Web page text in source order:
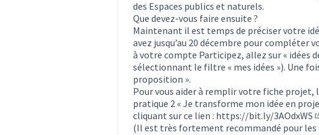
des Espaces publics et naturels.
Que devez-vous faire ensuite ?
Maintenant il est temps de préciser votre
avez jusqu’au 20 décembre pour compléter
à votre compte Participez, allez sur « idées
sélectionnant le filtre « mes idées »). Une
proposition ».
Pour vous aider à remplir votre fiche projet,
pratique 2 « Je transforme mon idée en
cliquant sur ce lien : https://bit.ly/3AOdxWS
(Il est très fortement recommandé pour